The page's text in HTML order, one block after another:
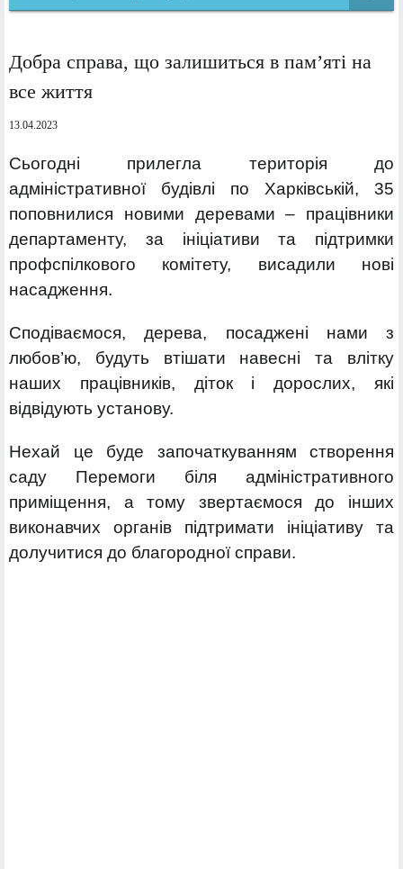
Добра справа, що залишиться в пам’яті на
все життя
13.04.2023
Сьогодні прилегла територія до
адміністративної будівлі по Харківській, 35
поповнилися новими деревами – працівники
департаменту, за ініціативи та підтримки
профспілкового комітету, висадили нові
насадження.
Сподіваємося, дерева, посаджені нами з
любов’ю, будуть втішати навесні та влітку
наших працівників, діток і дорослих, які
відвідують установу.
Нехай це буде започаткуванням створення
саду Перемоги біля адміністративного
приміщення, а тому звертаємося до інших
виконавчих органів підтримати ініціативу та
долучитися до благородної справи.